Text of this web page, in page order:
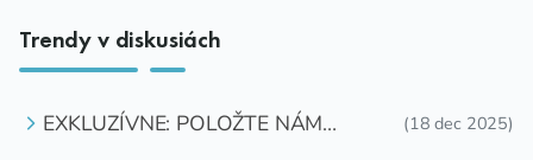
Trendy v diskusiách
EXKLUZÍVNE: POLOŽTE NÁM
(18 dec 2025)